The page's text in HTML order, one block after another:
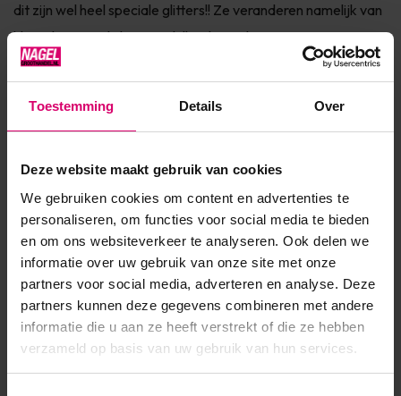
Toestemming Details Over
Deze website maakt gebruik van cookies
We gebruiken cookies om content en advertenties te
personaliseren, om functies voor social media te bieden
en om ons websiteverkeer te analyseren. Ook delen we
informatie over uw gebruik van onze site met onze
partners voor social media, adverteren en analyse. Deze
partners kunnen deze gegevens combineren met andere
informatie die u aan ze heeft verstrekt of die ze hebben
verzameld op basis van uw gebruik van hun services.
dit zijn wel heel speciale glitters!! Ze veranderen namelijk van
kleur d.m.v. UV licht. Verschillende werkwijzen: Inpoetsen met
jouw glitterbrush op de plak la...
Toon meer
Artikelnummer 53872
SKU 611101